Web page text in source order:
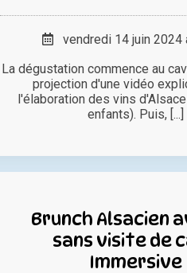
vendredi 14 juin 2024
La dégustation commence au
projection d'une vidéo
l'élaboration des vins
enfants). Puis, [...]
Brunch Alsacien
sans visite de
Immersive